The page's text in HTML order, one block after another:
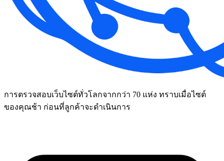
การตรวจสอบเว็บไซต์ทั่วโลกจากกว่า 70 แห่ง ทราบเมื่อไซต์
ของคุณช้า ก่อนที่ลูกค้าจะดำเนินการ